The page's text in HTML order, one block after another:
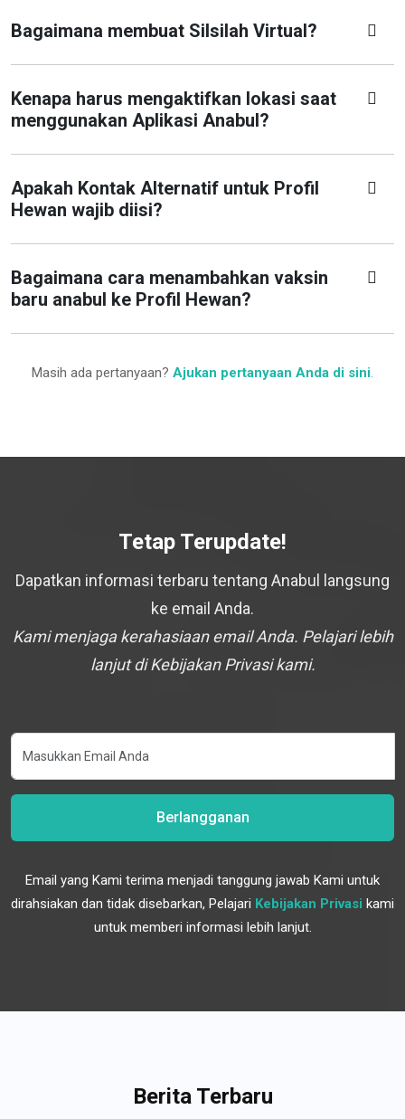
Bagaimana membuat Silsilah Virtual?
Kenapa harus mengaktifkan lokasi saat
menggunakan Aplikasi Anabul?
Apakah Kontak Alternatif untuk Profil
Hewan wajib diisi?
Bagaimana cara menambahkan vaksin
baru anabul ke Profil Hewan?
Masih ada pertanyaan? Ajukan pertanyaan Anda di sini.
Tetap Terupdate!
Dapatkan informasi terbaru tentang Anabul langsung
ke email Anda.
Kami menjaga kerahasiaan email Anda. Pelajari lebih
lanjut di Kebijakan Privasi kami.
Berlangganan
Email yang Kami terima menjadi tanggung jawab Kami untuk
dirahsiakan dan tidak disebarkan, Pelajari Kebijakan Privasi kami
untuk memberi informasi lebih lanjut.
Berita Terbaru